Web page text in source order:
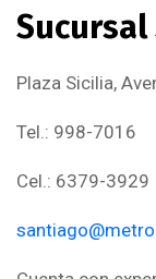
Plaza Sicilia,
Tel.: 998-7016
Cel.: 6379-3929